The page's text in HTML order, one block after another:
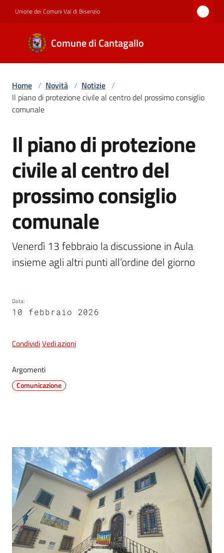
Unione dei Comuni Val di Bisenzio
Comune di Cantagallo
Comune di
Cantagallo
Amministrazione
Servizi
e
Argomenti
su
Home / Novità / Notizie /
Il piano di protezione civile al centro del prossimo consiglio
comunale
Salta al contenuto
Il piano di protezione
civile al centro del
prossimo consiglio
comunale
Venerdì 13 febbraio la discussione in Aula
insieme agli altri punti all’ordine del giorno
Data:
10 febbraio 2026
CondividiVedi azioni
Argomenti
Comunicazione